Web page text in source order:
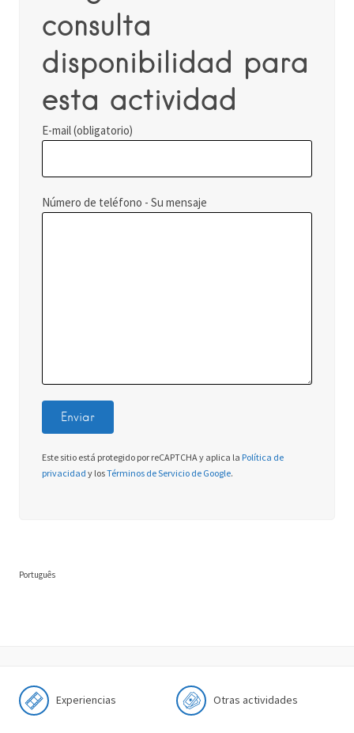
consulta
disponibilidad para
esta actividad
E-mail (obligatorio)
Número de teléfono - Su mensaje
Este sitio está protegido por reCAPTCHA y aplica la Política de
privacidad y losTérminos de Servicio de Google.
Português
Experiencias Otras actividades